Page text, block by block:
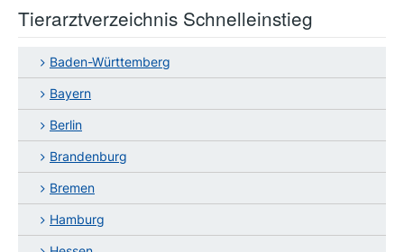
Tierarztverzeichnis Schnelleinstieg
Baden-Württemberg
Bayern
Berlin
Brandenburg
Bremen
Hamburg